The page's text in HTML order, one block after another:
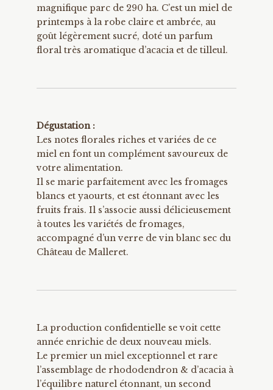
magnifique parc de 290 ha. C’est un miel de
printemps à la robe claire et ambrée, au
goût légèrement sucré, doté un parfum
floral très aromatique d’acacia et de tilleul.
Dégustation :
Les notes florales riches et variées de ce
miel en font un complément savoureux de
votre alimentation.
Il se marie parfaitement avec les fromages
blancs et yaourts, et est étonnant avec les
fruits frais. Il s’associe aussi délicieusement
à toutes les variétés de fromages,
accompagné d’un verre de vin blanc sec du
Château de Malleret.
La production confidentielle se voit cette
année enrichie de deux nouveau miels.
Le premier un miel exceptionnel et rare
l’assemblage de rhododendron & d’acacia à
l’équilibre naturel étonnant, un second